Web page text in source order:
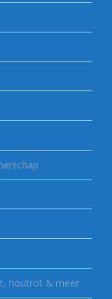
houtrot & meer